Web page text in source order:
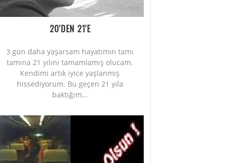
20'DEN 21'E
3 gün daha yaşarsam hayatımın tamı
tamına 21 yılını tamamlamış olucam.
Kendimi artık iyice yaşlanmış
hissediyorum. Bu geçen 21 yıla
baktığım...